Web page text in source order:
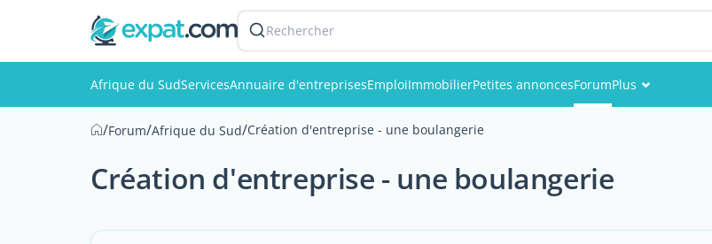
Rechercher
Afrique du SudServicesAnnuaire d'entreprisesEmploiImmobilierPetites annoncesForumPlus
/Forum/Afrique du Sud/Création d'entreprise - une boulangerie
Création d'entreprise - une boulangerie